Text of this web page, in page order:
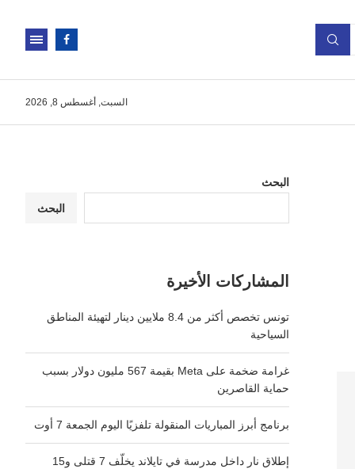
السبت, أغسطس 8, 2026
البحث
البحث
المشاركات الأخيرة
تونس تخصص أكثر من 8.4 ملايين دينار لتهيئة المناطق
السياحية
غرامة ضخمة على Meta بقيمة 567 مليون دولار بسبب
حماية القاصرين
برنامج أبرز المباريات المنقولة تلفزيًا اليوم الجمعة 7 أوت
إطلاق نار داخل مدرسة في تايلاند يخلّف 7 قتلى و15